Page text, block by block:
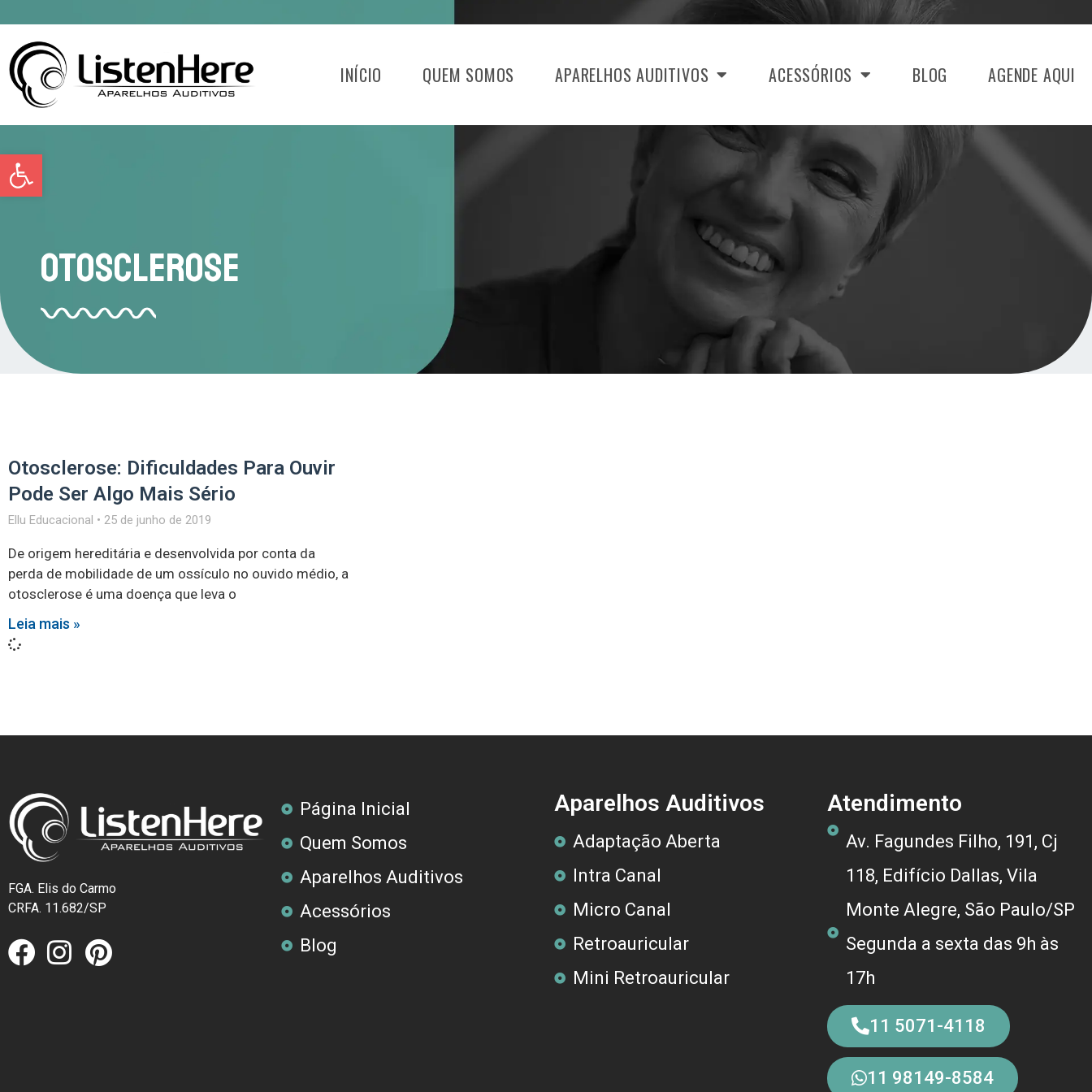
Abrir a barra de ferramentas
INÍCIO QUEM SOMOS APARELHOS AUDITIVOS ACESSÓRIOS BLOG AGENDE AQUI
Otosclerose
Otosclerose: Dificuldades Para Ouvir
Pode Ser Algo Mais Sério
Ellu Educacional 25 de junho de 2019
De origem hereditária e desenvolvida por conta da
perda de mobilidade de um ossículo no ouvido médio, a
otosclerose é uma doença que leva o
Leia mais »
FGA. Elis do Carmo
CRFA. 11.682/SP
Página Inicial
Quem Somos
Aparelhos Auditivos
Acessórios
Blog
Aparelhos Auditivos
Adaptação Aberta
Intra Canal
Micro Canal
Retroauricular
Mini Retroauricular
Atendimento
Av. Fagundes Filho, 191, Cj
118, Edifício Dallas, Vila
Monte Alegre, São Paulo/SP
Segunda a sexta das 9h às
17h
11 5071-4118
11 98149-8584